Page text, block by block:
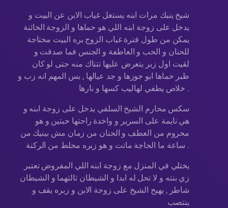
شيخ ينيك مرات ابنه يستغل غياب الابن عن البيت و
يدخل على زوجة ابنه اللي هو حماها و الزوجة الخائنة
يمكن من طول فترة غياب الزوج بره البيت محتاجة
للحنان و الحب و العاطفة و الجنس فما صدقت و
لقيت اول زبر يتعرض عليها تتناك منه حتى لو كان
ظبر حماها ابو جوزها و جد عيالها , بس المهم انه زب و
خلاص يطفي لهاليب كسها و نارها .
سكس محارم الشيخ السلفي يدخل على زوجة ابنه و
هي نايمة على السرير و واخدة راحتها حبتين و هو
محروم من العطف و الحنان من زمان مش بينيك من
ساعة ما الحاجة ماتت و هو زبره محلط من الركنة .
يختلي في المنزل مع زوجة ابنه اللي المفروض تعتبر
زي بنته و لا تحل له ابدا و الشيطان ثالثهما و الشيطان
شاطر , يهيح الشيخ على زوجة الابن و زبره يقف و
ينتصب